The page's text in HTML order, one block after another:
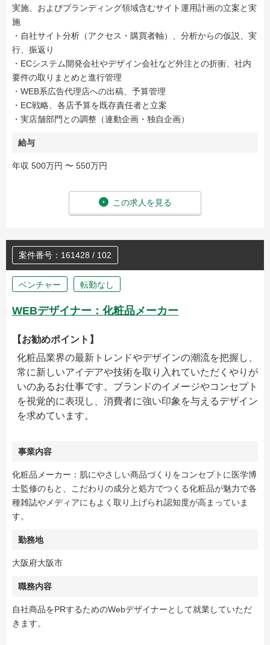
実施、およびブランディング領域含むサイト運用計画の立案と実
施
・自社サイト分析（アクセス・購買者軸）、分析からの仮説、実
行、振返り
・ECシステム開発会社やデザイン会社など外注との折衝、社内
要件の取りまとめと進行管理
・WEB系広告代理店への出稿、予算管理
・EC戦略、各店予算を既存責任者と立案
・実店舗部門との調整（連動企画・独自企画）
給与
年収 500万円 〜 550万円
この求人を見る
案件番号：161428 / 102
ベンチャー 転勤なし
WEBデザイナー：化粧品メーカー
【お勧めポイント】
化粧品業界の最新トレンドやデザインの潮流を把握し、
常に新しいアイデアや技術を取り入れていただくやりが
いのあるお仕事です。ブランドのイメージやコンセプト
を視覚的に表現し、消費者に強い印象を与えるデザイン
を求めています。
事業内容
化粧品メーカー：肌にやさしい商品づくりをコンセプトに医学博
士監修のもと、こだわりの成分と処方でつくる化粧品が魅力で各
種雑誌やメディアにもよく取り上げられ認知度が高まっていま
す。
勤務地
大阪府大阪市
職務内容
自社商品をPRするためのWebデザイナーとして就業していただ
きます。